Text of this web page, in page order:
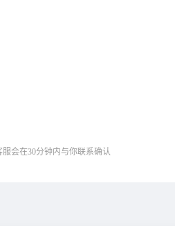
会在30分钟内与你联系确认